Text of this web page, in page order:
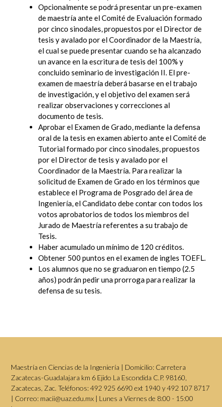
Opcionalmente se podrá presentar un pre-examen
de maestría ante el Comité de Evaluación formado
por cinco sinodales, propuestos por el Director de
tesis y avalado por el Coordinador de la Maestría,
el cual se puede presentar cuando se ha alcanzado
un avance en la escritura de tesis del 100% y
concluido seminario de investigación II. El pre-
examen de maestría deberá basarse en el trabajo
de investigación, y el objetivo del examen será
realizar observaciones y correcciones al
documento de tesis.
Aprobar el Examen de Grado, mediante la defensa
oral de la tesis en examen abierto ante el Comité de
Tutorial formado por cinco sinodales, propuestos
por el Director de tesis y avalado por el
Coordinador de la Maestría. Para realizar la
solicitud de Examen de Grado en los términos que
establece el Programa de Posgrado del área de
Ingeniería, el Candidato debe contar con todos los
votos aprobatorios de todos los miembros del
Jurado de Maestría referentes a su trabajo de
Tesis.
Haber acumulado un mínimo de 120 créditos.
Obtener 500 puntos en el examen de ingles TOEFL.
Los alumnos que no se graduaron en tiempo (2.5
años) podrán pedir una prorroga para realizar la
defensa de su tesis.
Maestría en Ciencias de la Ingeniería | Domicilio: Carretera
Zacatecas-Guadalajara km 6 Ejido La Escondida C.P. 98160,
Zacatecas, Zac. Teléfonos: 492 925 6690 ext 1940 y 492 107 8717
| Correo: macii@uaz.edu.mx | Lunes a Viernes de 8:00 - 15:00